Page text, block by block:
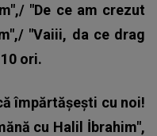
"De ce am crezut
"Vaiii, da ce drag
ori.
împărtășești cu noi!
cu Halil İbrahim",